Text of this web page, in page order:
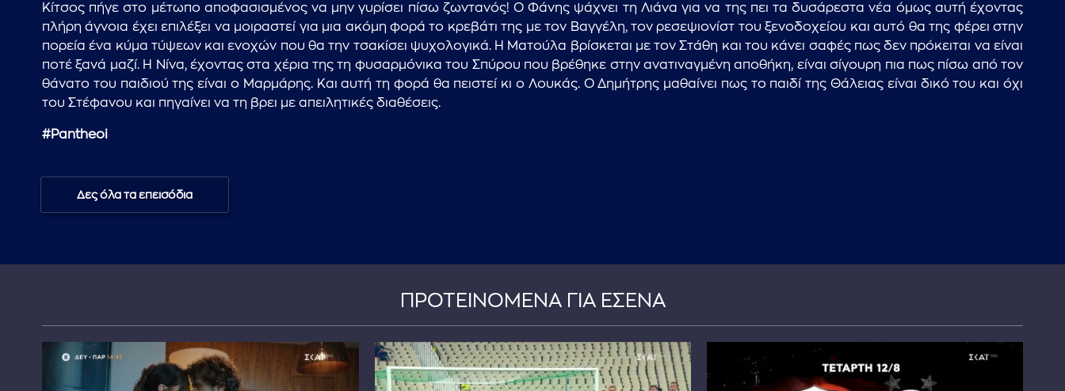
Κίτσος πήγε στο μέτωπο αποφασισμένος να μην γυρίσει πίσω ζωντανός! Ο Φάνης ψάχνει τη Λιάνα για να της πει τα δυσάρεστα νέα όμως αυτή έχοντας
πλήρη άγνοια έχει επιλέξει να μοιραστεί για μια ακόμη φορά το κρεβάτι της με τον Βαγγέλη, τον ρεσεψιονίστ του ξενοδοχείου και αυτό θα της φέρει στην
πορεία ένα κύμα τύψεων και ενοχών που θα την τσακίσει ψυχολογικά. Η Ματούλα βρίσκεται με τον Στάθη και του κάνει σαφές πως δεν πρόκειται να είναι
ποτέ ξανά μαζί. Η Νίνα, έχοντας στα χέρια της τη φυσαρμόνικα του Σπύρου που βρέθηκε στην ανατιναγμένη αποθήκη, είναι σίγουρη πια πως πίσω από τον
θάνατο του παιδιού της είναι ο Μαρμάρης. Και αυτή τη φορά θα πειστεί κι ο Λουκάς. Ο Δημήτρης μαθαίνει πως το παιδί της Θάλειας είναι δικό του και όχι
του Στέφανου και πηγαίνει να τη βρει με απειλητικές διαθέσεις.
#Pantheoi
Δες όλα τα επεισόδια
ΠΡΟΤΕΙΝΟΜΕΝΑ ΓΙΑ ΕΣΕΝΑ